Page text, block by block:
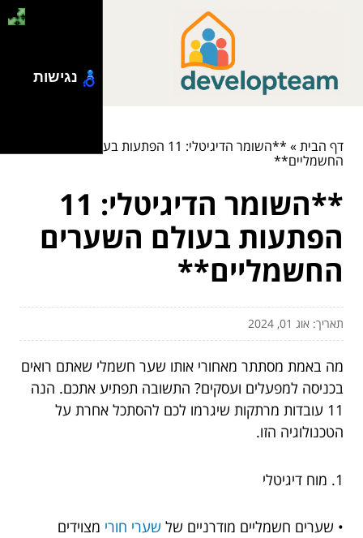
דף הבית»
**השומר הדיגיטלי: 11 הפתעות בעולם השערים
החשמליים**
**השומר הדיגיטלי: 11
הפתעות בעולם השערים
החשמליים**
תאריך: אוג 01, 2024
מה באמת מסתתר מאחורי אותו שער חשמלי שאתם רואים
בכניסה למפעלים ועסקים? התשובה תפתיע אתכם. הנה
11 עובדות מרתקות שיגרמו לכם להסתכל אחרת על
הטכנולוגיה הזו.
1. מוח דיגיטלי
• שערים חשמליים מודרניים של שערי חורי מצוידים
נגישות